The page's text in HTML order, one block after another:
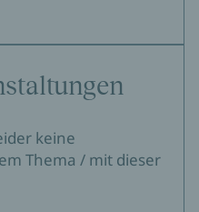
keine
Thema / mit dieser